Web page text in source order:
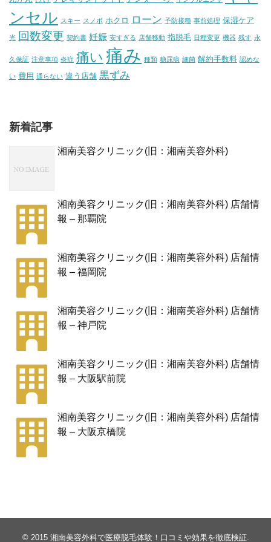
ンセル スキー スノボ ホクロ ローン 予防接種 事前処理 保湿ケア
光 回数変更 契約書 妊娠 安すぎる 店舗移動 指脱毛 日程変更 機器 残す 永
久保証 注意事項 炎症 痛い 痛み 種類 糖尿病 細菌 解約手数料 認めな
い 費用 通らない 違う店舗 黒ずみ
新着記事
湘南美容クリニック(旧：湘南美容外科)
湘南美容クリニック(旧：湘南美容外科) 店舗情
報 – 那覇院
湘南美容クリニック(旧：湘南美容外科) 店舗情
報 – 福岡院
湘南美容クリニック(旧：湘南美容外科) 店舗情
報 – 神戸院
湘南美容クリニック(旧：湘南美容外科) 店舗情
報 – 大阪駅前院
湘南美容クリニック(旧：湘南美容外科) 店舗情
報 – 大阪京橋院
© 2015 湘南美容外科で医療脱毛体験！口コミや効果を徹底検証.